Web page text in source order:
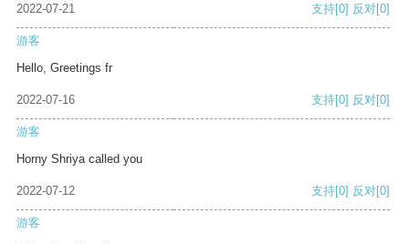
2022-07-21 支持[0] 反对[0]
游客
Hello, Greetings fr
2022-07-16 支持[0] 反对[0]
游客
Horny Shriya called you
2022-07-12 支持[0] 反对[0]
游客